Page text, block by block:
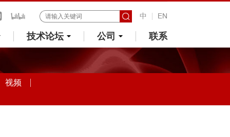
中 EN
技术论坛 公司 联系
视频